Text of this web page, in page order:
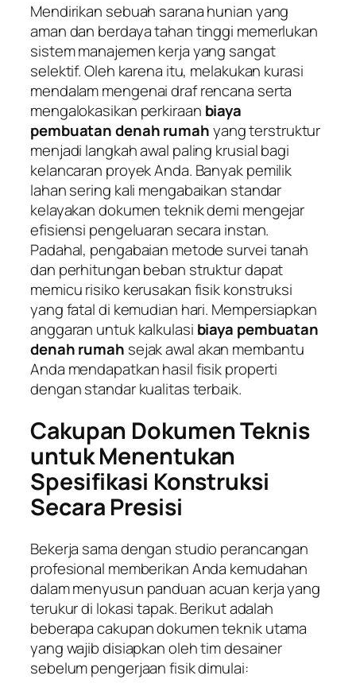
Mendirikan sebuah sarana hunian yang
aman dan berdaya tahan tinggi memerlukan
sistem manajemen kerja yang sangat
selektif. Oleh karena itu, melakukan kurasi
mendalam mengenai draf rencana serta
mengalokasikan perkiraan biaya
pembuatan denah rumahyang terstruktur
menjadi langkah awal paling krusial bagi
kelancaran proyek Anda. Banyak pemilik
lahan sering kali mengabaikan standar
kelayakan dokumen teknik demi mengejar
efisiensi pengeluaran secara instan.
Padahal, pengabaian metode survei tanah
dan perhitungan beban struktur dapat
memicu risiko kerusakan fisik konstruksi
yang fatal di kemudian hari. Mempersiapkan
anggaran untuk kalkulasi biaya pembuatan
denah rumah sejak awal akan membantu
Anda mendapatkan hasil fisik properti
dengan standar kualitas terbaik.
Cakupan Dokumen Teknis
untuk Menentukan
Spesifikasi Konstruksi
Secara Presisi
Bekerja sama dengan studio perancangan
profesional memberikan Anda kemudahan
dalam menyusun panduan acuan kerja yang
terukur di lokasi tapak. Berikut adalah
beberapa cakupan dokumen teknik utama
yang wajib disiapkan oleh tim desainer
sebelum pengerjaan fisik dimulai: